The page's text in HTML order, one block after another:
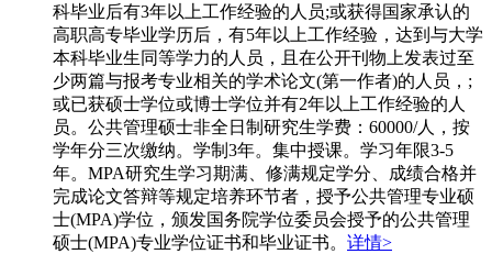
科毕业后有3年以上工作经验的人员;或获得国家承认的
高职高专毕业学历后，有5年以上工作经验，达到与大学
本科毕业生同等学力的人员，且在公开刊物上发表过至
少两篇与报考专业相关的学术论文(第一作者)的人员，;
或已获硕士学位或博士学位并有2年以上工作经验的人
员。公共管理硕士非全日制研究生学费：60000/人，按
学年分三次缴纳。学制3年。集中授课。学习年限3-5
年。MPA研究生学习期满、修满规定学分、成绩合格并
完成论文答辩等规定培养环节者，授予公共管理专业硕
士(MPA)学位，颁发国务院学位委员会授予的公共管理
硕士(MPA)专业学位证书和毕业证书。 详情>